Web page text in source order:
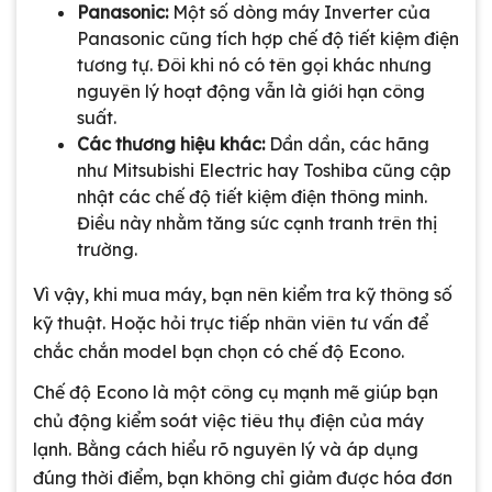
Panasonic:Một số dòng máy Inverter của
Panasonic cũng tích hợp chế độ tiết kiệm điện
tương tự. Đôi khi nó có tên gọi khác nhưng
nguyên lý hoạt động vẫn là giới hạn công
suất.
Các thương hiệu khác:Dần dần, các hãng
như Mitsubishi Electric hay Toshiba cũng cập
nhật các chế độ tiết kiệm điện thông minh.
Điều này nhằm tăng sức cạnh tranh trên thị
trường.
Vì vậy, khi mua máy, bạn nên kiểm tra kỹ thông số
kỹ thuật. Hoặc hỏi trực tiếp nhân viên tư vấn để
chắc chắn model bạn chọn có chế độ Econo.
Chế độ Econo là một công cụ mạnh mẽ giúp bạn
chủ động kiểm soát việc tiêu thụ điện của máy
lạnh. Bằng cách hiểu rõ nguyên lý và áp dụng
đúng thời điểm, bạn không chỉ giảm được hóa đơn